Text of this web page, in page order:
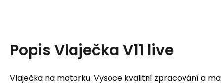
PopisVlaječka V11 live
Vlaječka na motorku. Vysoce kvalitní zpracování a